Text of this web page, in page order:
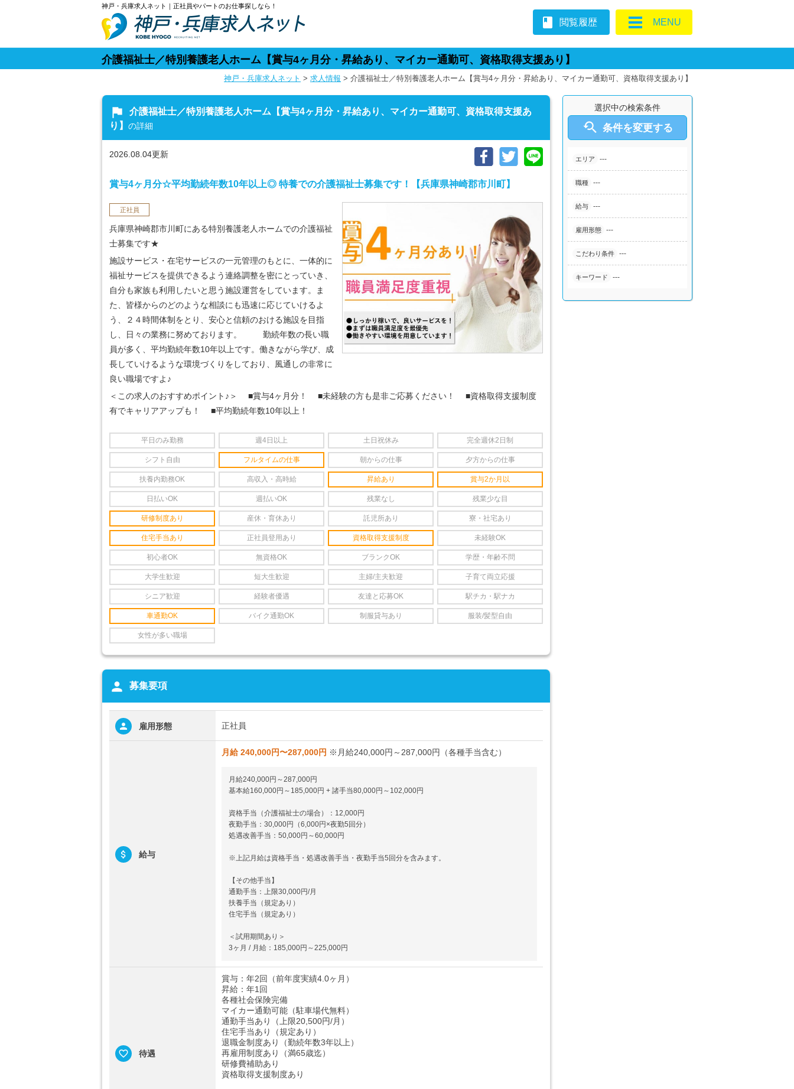
神戸・兵庫求人ネット｜正社員やパートのお仕事探しなら！
MENU
book 閲覧履歴
介護福祉士／特別養護老人ホーム【賞与4ヶ月分・昇給あり、マイカー通勤可、資格取得支援あり】
神戸・兵庫求人ネット > 求人情報 > 介護福祉士／特別養護老人ホーム【賞与4ヶ月分・昇給あり、マイカー通勤可、資格取得支援あり】
選択中の検索条件
 条件を変更する
エリア ---
職種 ---
給与 ---
雇用形態 ---
こだわり条件 ---
キーワード ---
flag
介護福祉士／特別養護老人ホーム【賞与4ヶ月分・昇給あり、マイカー通勤可、資格取得支援あ
り】 の詳細
2026.08.04更新
賞与4ヶ月分☆平均勤続年数10年以上◎ 特養での介護福祉士募集です！【兵庫県神崎郡市川町】
正社員
兵庫県神崎郡市川町にある特別養護老人ホームでの介護福祉
士募集です★
施設サービス・在宅サービスの一元管理のもとに、一体的に
福祉サービスを提供できるよう連絡調整を密にとっていき、
自分も家族も利用したいと思う施設運営をしています。ま
た、皆様からのどのような相談にも迅速に応じていけるよ
う、２４時間体制をとり、安心と信頼のおける施設を目指
し、日々の業務に努めております。
勤続年数の長い職
員が多く、平均勤続年数10年以上です。働きながら学び、成
長していけるような環境づくりをしており、風通しの非常に
良い職場ですよ♪
＜この求人のおすすめポイント♪＞
■賞与4ヶ月分！ ■未経験の方も是非ご応募ください！
■資格取得支援制度
有でキャリアアップも！
■平均勤続年数10年以上！
平日のみ勤務 週4日以上 土日祝休み 完全週休2日制
シフト自由 フルタイムの仕事 朝からの仕事 夕方からの仕事
扶養内勤務OK 高収入・高時給 昇給あり 賞与2か月以
日払いOK 週払いOK 残業なし 残業少な目
研修制度あり 産休・育休あり 託児所あり 寮・社宅あり
住宅手当あり 正社員登用あり 資格取得支援制度 未経験OK
初心者OK 無資格OK ブランクOK 学歴・年齢不問
大学生歓迎 短大生歓迎 主婦/主夫歓迎 子育て両立応援
シニア歓迎 経験者優遇 友達と応募OK 駅チカ・駅ナカ
車通勤OK バイク通勤OK 制服貸与あり 服装/髪型自由
女性が多い職場
person 募集要項
雇用形態 正社員
給与
月給 240,000円〜287,000円 ※月給240,000円～287,000円（各種手当含む）
月給240,000円～287,000円
基本給160,000円～185,000円 + 諸手当80,000円～102,000円
資格手当（介護福祉士の場合）：12,000円
夜勤手当：30,000円（6,000円×夜勤5回分）
処遇改善手当：50,000円～60,000円
※上記月給は資格手当・処遇改善手当・夜勤手当5回分を含みます。
【その他手当】
通勤手当：上限30,000円/月
扶養手当（規定あり）
住宅手当（規定あり）
＜試用期間あり＞
3ヶ月 / 月給：185,000円～225,000円
待遇
賞与：年2回（前年度実績4.0ヶ月）
昇給：年1回
各種社会保険完備
マイカー通勤可能（駐車場代無料）
通勤手当あり（上限20,500円/月）
住宅手当あり（規定あり）
退職金制度あり（勤続年数3年以上）
再雇用制度あり（満65歳迄）
研修費補助あり
資格取得支援制度あり